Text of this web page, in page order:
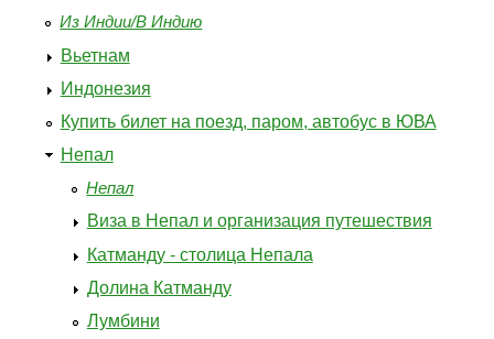
Из Индии/В Индию
Вьетнам
Индонезия
Купить билет на поезд, паром, автобус в ЮВА
Непал
Непал
Виза в Непал и организация путешествия
Катманду - столица Непала
Долина Катманду
Лумбини